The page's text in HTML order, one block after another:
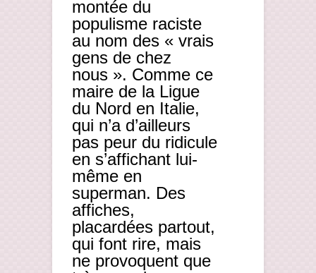
montée du
populisme raciste
au nom des « vrais
gens de chez
nous ». Comme ce
maire de la Ligue
du Nord en Italie,
qui n’a d’ailleurs
pas peur du ridicule
en s’affichant lui-
même en
superman. Des
affiches,
placardées partout,
qui font rire, mais
ne provoquent que